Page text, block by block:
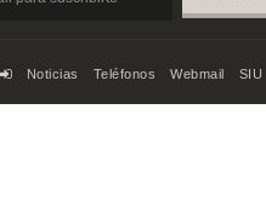
Noticias Teléfonos Webmail SIU